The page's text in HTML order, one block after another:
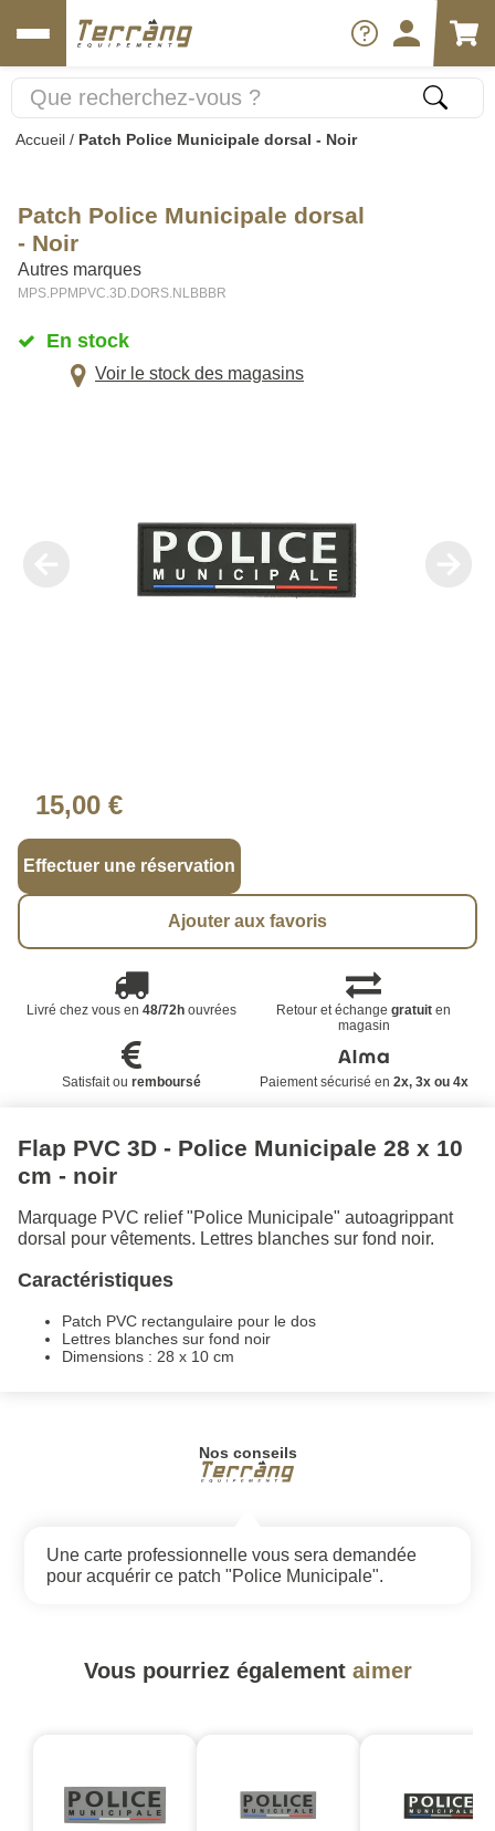
Accueil / Patch Police Municipale dorsal - Noir
Patch Police Municipale dorsal
- Noir
Autres marques
MPS.PPMPVC.3D.DORS.NLBBBR
En stock
Voir le stock des magasins
15,00 €
Effectuer une réservation
Ajouter aux favoris
Livré chez vous en 48/72houvrées Retour et échangegratuit en
magasin
Satisfait ou remboursé Paiement sécurisé en 2x, 3x ou 4x
Flap PVC 3D - Police Municipale 28 x 10
cm - noir
Marquage PVC relief "Police Municipale" autoagrippant
dorsal pour vêtements. Lettres blanches sur fond noir.
Caractéristiques
Patch PVC rectangulaire pour le dos
Lettres blanches sur fond noir
Dimensions : 28 x 10 cm
Nos conseils
Une carte professionnelle vous sera demandée
pour acquérir ce patch "Police Municipale".
Vous pourriez également aimer